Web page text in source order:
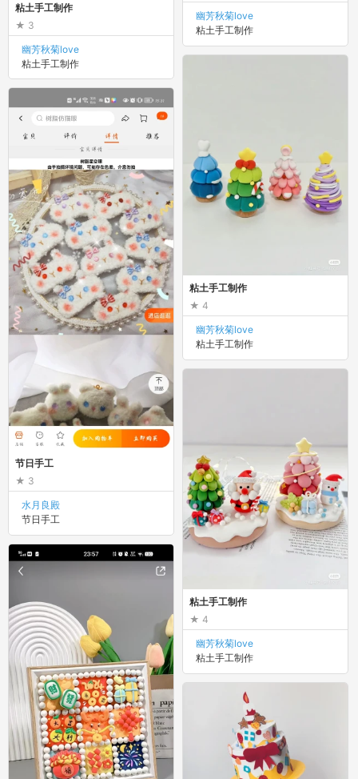
粘土手工制作
4
幽芳秋菊love
粘土手工制作
节日手工
3
水月良殿
节日手工
粘土手工制作
4
幽芳秋菊love
粘土手工制作
幽芳秋菊love
粘土手工制作
粘土手工制作
3
幽芳秋菊love
粘土手工制作